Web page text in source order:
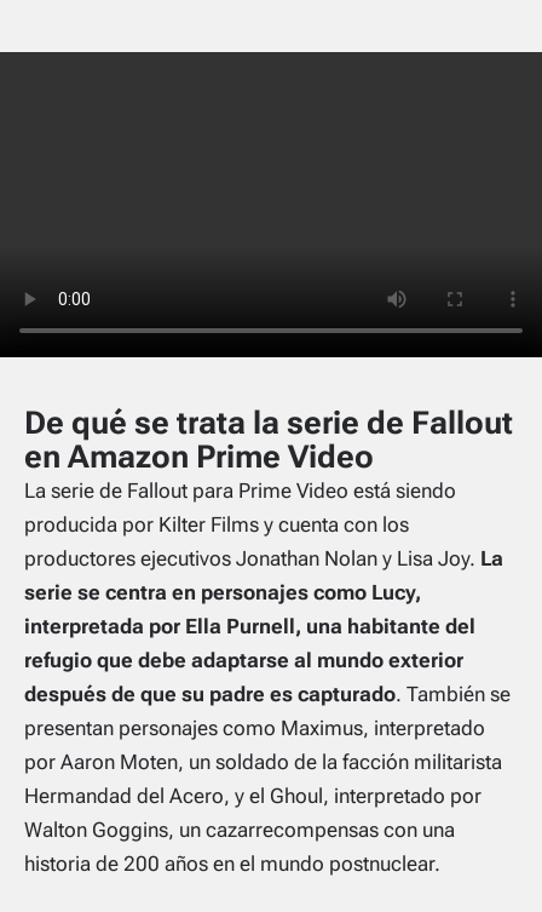
De qué se trata la serie de Fallout
en Amazon Prime Video
La serie de Fallout para Prime Video está siendo
producida por Kilter Films y cuenta con los
productores ejecutivos Jonathan Nolan y Lisa Joy. La
serie se centra en personajes como Lucy,
interpretada por Ella Purnell, una habitante del
refugio que debe adaptarse al mundo exterior
después de que su padre es capturado. También se
presentan personajes como Maximus, interpretado
por Aaron Moten, un soldado de la facción militarista
Hermandad del Acero, y el Ghoul, interpretado por
Walton Goggins, un cazarrecompensas con una
historia de 200 años en el mundo postnuclear.